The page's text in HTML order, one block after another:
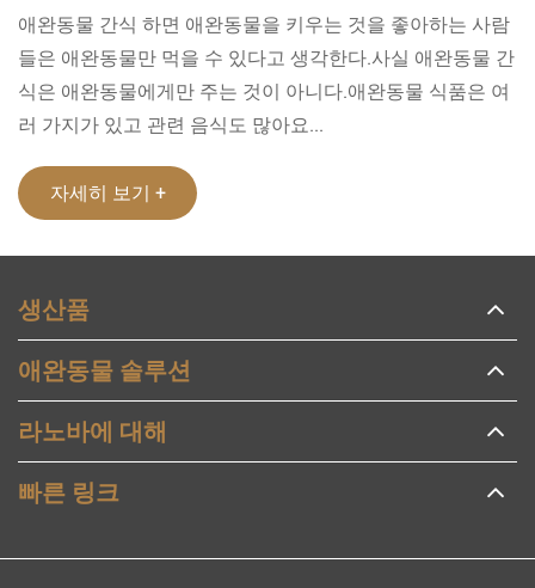
애완동물 간식 하면 애완동물을 키우는 것을 좋아하는 사람
들은 애완동물만 먹을 수 있다고 생각한다.사실 애완동물 간
식은 애완동물에게만 주는 것이 아니다.애완동물 식품은 여
러 가지가 있고 관련 음식도 많아요...
자세히 보기 +
생산품
애완동물 솔루션
라노바에 대해
빠른 링크